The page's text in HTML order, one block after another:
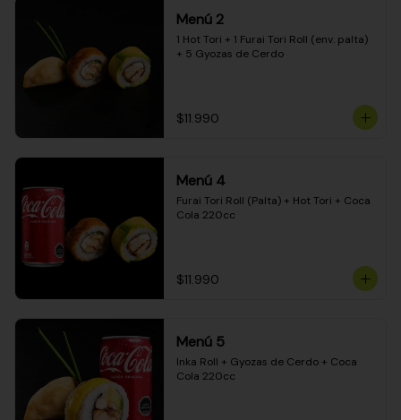
Menú 2
1 Hot Tori + 1 Furai Tori Roll (env. palta)
+ 5 Gyozas de Cerdo
$11.990
Menú 4
Furai Tori Roll (Palta) + Hot Tori + Coca
Cola 220cc
$11.990
Menú 5
Inka Roll + Gyozas de Cerdo + Coca
Cola 220cc